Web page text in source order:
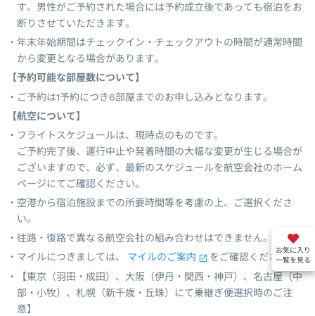
す。男性がご予約された場合には予約成立後であっても宿泊をお
断りさせていただきます。
年末年始期間はチェックイン・チェックアウトの時間が通常時間
から変更となる場合があります。
【予約可能な部屋数について】
ご予約は1予約につき6部屋までのお申し込みとなります。
【航空について】
フライトスケジュールは、現時点のものです。
ご予約完了後、運行中止や発着時間の大幅な変更が生じる場合が
ございますので、必ず、最新のスケジュールを航空会社のホーム
ページにてご確認ください。
空港から宿泊施設までの所要時間等を考慮の上、ご選択くださ
い。
往路・復路で異なる航空会社の組み合わせはできません。
マイルにつきましては、
マイルのご案内
をご確認ください。
【東京（羽田・成田）、大阪（伊丹・関西・神戸）、名古屋（中
部・小牧）、札幌（新千歳・丘珠）にて乗継ぎ便選択時のご注
意】
お気に入り
一覧を見る